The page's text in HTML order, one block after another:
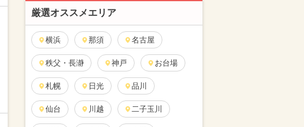
厳選オススメエリア
横浜 那須 名古屋
秩父・長瀞 神戸 お台場
札幌 日光 品川
仙台 川越 二子玉川